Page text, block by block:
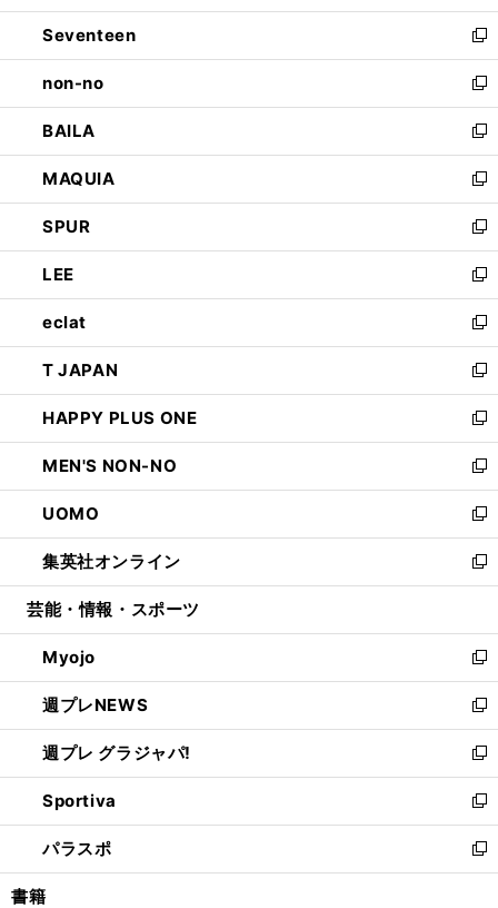
開
く
ウ
で
開
く
ン
ド
ウ
で
開
く
Seventeen
新
し
い
ウ
ィ
ン
ド
ウ
で
開
く
non-no
新
し
い
ウ
ィ
ン
ド
ウ
で
開
く
BAILA
新
し
い
ウ
ィ
ン
ド
ウ
で
開
く
MAQUIA
新
し
い
ウ
ィ
ン
ド
ウ
で
開
く
SPUR
新
し
い
ウ
ィ
ン
ド
ウ
で
開
く
LEE
新
し
い
ウ
ィ
ン
ド
ウ
で
開
く
eclat
新
し
い
ウ
ィ
ン
ド
ウ
で
開
く
T JAPAN
新
し
い
ウ
ィ
ン
ド
ウ
で
開
HAPPY PLUS ONE
新
し
い
ウ
ィ
ン
ド
ウ
開
く
MEN'S NON-NO
新
し
い
ウ
ィ
ン
ウ
で
開
く
UOMO
新
し
い
ウ
ン
ド
ウ
で
開
く
集英社オンライン
新
し
ウ
ィ
ン
ド
ウ
で
開
く
芸能・情報・スポーツ
Myojo
新
し
い
ウ
ィ
ン
ド
ウ
で
開
週プレNEWS
新
し
い
ウ
ィ
ン
ド
ウ
週プレ グラジャパ!
新
し
い
ウ
ィ
ン
Sportiva
新
し
い
ウ
パラスポ
新
し
書籍